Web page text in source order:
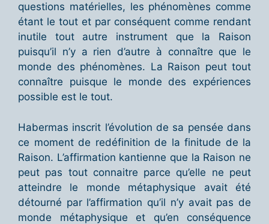
questions matérielles, les phénomènes comme
étant le tout et par conséquent comme rendant
inutile tout autre instrument que la Raison
puisqu’il n’y a rien d’autre à connaître que le
monde des phénomènes. La Raison peut tout
connaître puisque le monde des expériences
possible est le tout.
Habermas inscrit l’évolution de sa pensée dans
ce moment de redéfinition de la finitude de la
Raison. L’affirmation kantienne que la Raison ne
peut pas tout connaitre parce qu’elle ne peut
atteindre le monde métaphysique avait été
détourné par l’affirmation qu’il n’y avait pas de
monde métaphysique et qu’en conséquence